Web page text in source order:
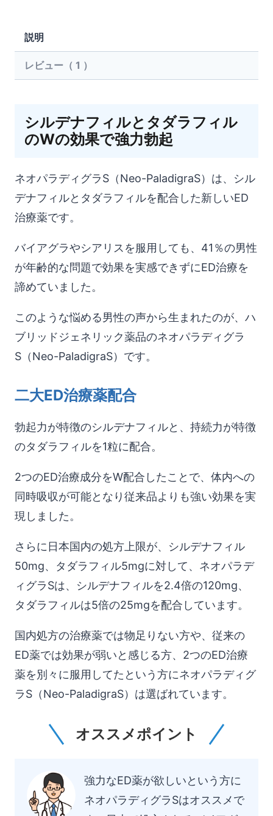
グ
S（Neo-
説明
レビュー（ 1 ）
シルデナフィルとタダラフィル
のWの効果で強力勃起
ネオパラディグラS（Neo-PaladigraS）は、シル
デナフィルとタダラフィルを配合した新しいED
治療薬です。
バイアグラやシアリスを服用しても、41％の男性
が年齢的な問題で効果を実感できずにED治療を
諦めていました。
このような悩める男性の声から生まれたのが、ハ
ブリッドジェネリック薬品のネオパラディグラ
S（Neo-PaladigraS）です。
二大ED治療薬配合
勃起力が特徴のシルデナフィルと、持続力が特徴
のタダラフィルを1粒に配合。
2つのED治療成分をW配合したことで、体内への
同時吸収が可能となり従来品よりも強い効果を実
現しました。
さらに日本国内の処方上限が、シルデナフィル
50mg、タダラフィル5mgに対して、ネオパラデ
ィグラSは、シルデナフィルを2.4倍の120mg、
タダラフィルは5倍の25mgを配合しています。
国内処方の治療薬では物足りない方や、従来の
ED薬では効果が弱いと感じる方、2つのED治療
薬を別々に服用してたという方にネオパラディグ
ラS（Neo-PaladigraS）は選ばれています。
オススメポイント
強力なED薬が欲しいという方に
ネオパラディグラSはオススメで